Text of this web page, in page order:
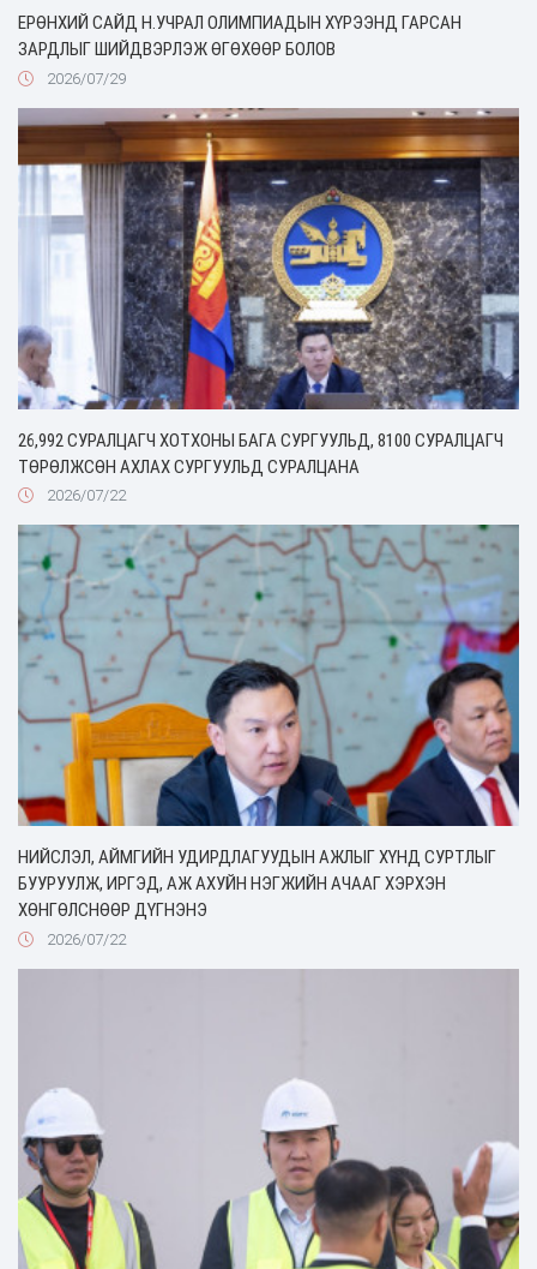
ЕРӨНХИЙ САЙД Н.УЧРАЛ ОЛИМПИАДЫН ХҮРЭЭНД ГАРСАН
ЗАРДЛЫГ ШИЙДВЭРЛЭЖ ӨГӨХӨӨР БОЛОВ
2026/07/29
26,992 СУРАЛЦАГЧ ХОТХОНЫ БАГА СУРГУУЛЬД, 8100 СУРАЛЦАГЧ
ТӨРӨЛЖСӨН АХЛАХ СУРГУУЛЬД СУРАЛЦАНА
2026/07/22
НИЙСЛЭЛ, АЙМГИЙН УДИРДЛАГУУДЫН АЖЛЫГ ХҮНД СУРТЛЫГ
БУУРУУЛЖ, ИРГЭД, АЖ АХУЙН НЭГЖИЙН АЧААГ ХЭРХЭН
ХӨНГӨЛСНӨӨР ДҮГНЭНЭ
2026/07/22